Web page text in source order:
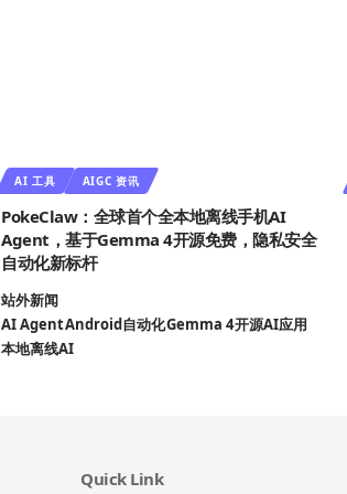
AI 工具 AIGC 资讯
PokeClaw：全球首个全本地离线手机AI
Agent，基于Gemma 4开源免费，隐私安全
自动化新标杆
站外新闻
AI AgentAndroid自动化Gemma 4开源AI应用
本地离线AI
Quick Link